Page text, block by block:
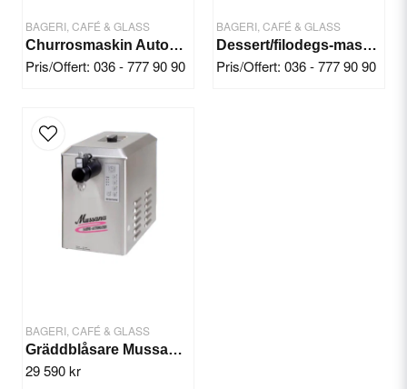
BAGERI, CAFÉ & GLASS
Churrosmaskin Automatisk (4 kg deg)
Pris/Offert: 036 - 777 90 90
BAGERI, CAFÉ & GLASS
Dessert/filodegs-maskin Baklava
Pris/Offert: 036 - 777 90 90
BAGERI, CAFÉ & GLASS
Gräddblåsare Mussana 'BOY' 4 Liter
29 590 kr